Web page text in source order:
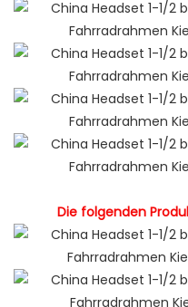
Die folgenden